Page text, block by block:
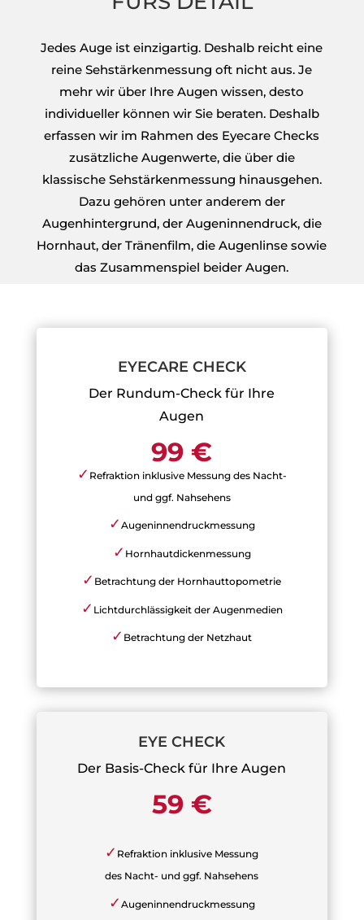
Jedes Auge ist einzigartig. Deshalb reicht eine
reine Sehstärkenmessung oft nicht aus. Je
mehr wir über Ihre Augen wissen, desto
individueller können wir Sie beraten. Deshalb
erfassen wir im Rahmen des Eyecare Checks
zusätzliche Augenwerte, die über die
klassische Sehstärkenmessung hinausgehen.
Dazu gehören unter anderem der
Augenhintergrund, der Augeninnendruck, die
Hornhaut, der Tränenfilm, die Augenlinse sowie
das Zusammenspiel beider Augen.
EYECARE CHECK
Der Rundum-Check für Ihre
Augen
99 €
✓ Refraktion inklusive Messung des Nacht-
und ggf. Nahsehens
✓ Augeninnendruckmessung
✓ Hornhautdickenmessung
✓ Betrachtung der Hornhauttopometrie
✓ Lichtdurchlässigkeit der Augenmedien
✓ Betrachtung der Netzhaut
EYE CHECK
Der Basis-Check für Ihre Augen
59 €
✓ Refraktion inklusive Messung
des Nacht- und ggf. Nahsehens
✓ Augeninnendruckmessung